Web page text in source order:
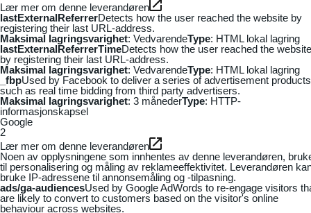
Lær mer om denne leverandøren
lastExternalReferrerDetects how the user reached the website by
registering their last URL-address.
Maksimal lagringsvarighet: VedvarendeType: HTML lokal lagring
lastExternalReferrerTimeDetects how the user reached the website
by registering their last URL-address.
Maksimal lagringsvarighet: VedvarendeType: HTML lokal lagring
_fbpUsed by Facebook to deliver a series of advertisement products
such as real time bidding from third party advertisers.
Maksimal lagringsvarighet: 3 månederType: HTTP-
informasjonskapsel
Google
2
Lær mer om denne leverandøren
Noen av opplysningene som innhentes av denne leverandøren,
til personalisering og måling av reklameeffektivitet. Leverandøren
bruke IP-adressene til annonsemåling og -tilpasning.
ads/ga-audiencesUsed by Google AdWords to re-engage visitors
are likely to convert to customers based on the visitor's online
behaviour across websites.